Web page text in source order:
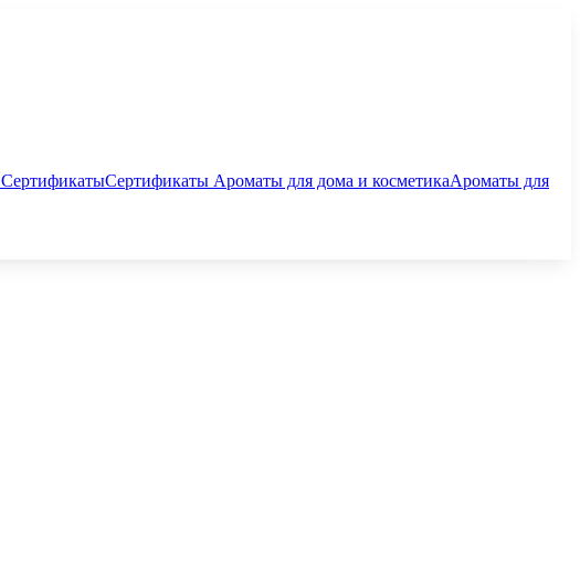
СертификатыСертификаты Ароматы для дома и косметикаАроматы для